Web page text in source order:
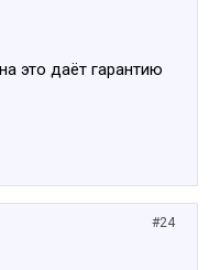
это даёт гарантию
#24